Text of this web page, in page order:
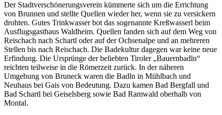
Der Stadtverschönerungsverein kümmerte sich um die Errichtung
von Brunnen und stellte Quellen wieder her, wenn sie zu versickern
drohten. Gutes Trinkwasser bot das sogenannte Kreßwasserl beim
Ausflugsgasthaus Waldheim. Quellen fanden sich auf dem Weg von
Reischach nach Schartl oder auf der Ochsenalpe und an mehreren
Stellen bis nach Reischach. Die Badekultur dagegen war keine neue
Erfindung. Die Ursprünge der beliebten Tiroler „Bauernbadln“
reichten teilweise in die Römerzeit zurück. In der näheren
Umgebung von Bruneck waren die Badln in Mühlbach und
Neuhaus bei Gais von Bedeutung. Dazu kamen Bad Bergfall und
Bad Schartl bei Geiselsberg sowie Bad Ramwald oberhalb von
Montal.